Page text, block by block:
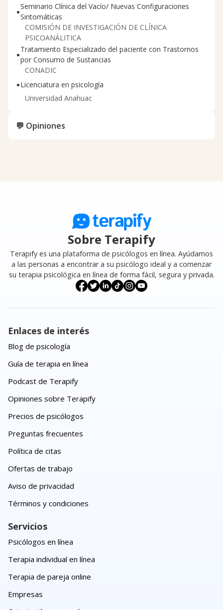
•Seminario Clínica del Vacío/ Nuevas Configuraciones
Sintomáticas
COMISIÓN DE INVESTIGACIÓN DE CLÍNICA
PSICOANÁLITICA
•Tratamiento Especializado del paciente con Trastornos
por Consumo de Sustancias
CONADIC
•Licenciatura en psicología
Universidad Anahuac
💬 Opiniones
Sobre Terapify
Terapify es una plataforma de psicólogos en línea. Ayúdamos
a las personas a encontrar a su psicólogo ideal y a comenzar
su terapia psicológica en línea de forma fácil, segura y privada.
Enlaces de interés
Blog de psicología
Guía de terapia en línea
Podcast de Terapify
Opiniones sobre Terapify
Precios de psicólogos
Preguntas frecuentes
Política de citas
Ofertas de trabajo
Aviso de privacidad
Términos y condiciones
Servicios
Psicólogos en línea
Terapia individual en línea
Terapia de pareja online
Empresas